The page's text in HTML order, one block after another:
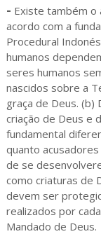
- Existe também o
acordo com a
Procedural
humanos
seres humanos
nascidos sobre a
graça de Deus. (b)
criação de Deus e
fundamental
quanto
de se
como criaturas de
devem ser
realizados por
Mandado de Deus.